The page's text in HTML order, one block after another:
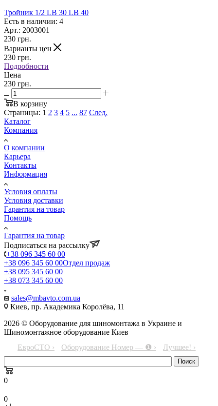
Тройник 1/2 LB 30 LB 40
Есть в наличии: 4
Арт.: 2003001
230 грн.
Варианты цен
230 грн.
Подробности
Цена
230 грн.
В корзину
Страницы: 1 2 3 4 5 ... 87 След.
Каталог
Компания
О компании
Карьера
Контакты
Информация
Условия оплаты
Условия доставки
Гарантия на товар
Помощь
Гарантия на товар
Подписаться на рассылку
+38 096 345 60 00
+38 096 345 60 00Отдел продаж
+38 095 345 60 00
+38 073 345 60 00
sales@mbavto.com.ua
Киев, пр. Академика Королёва, 11
2026 © Оборудование для шиномонтажа в Украине и
Шиномонтажное оборудование Киев
ЕвроСТО ›
Оборудование Номер — ❶ › Лучшее! ›
0
0